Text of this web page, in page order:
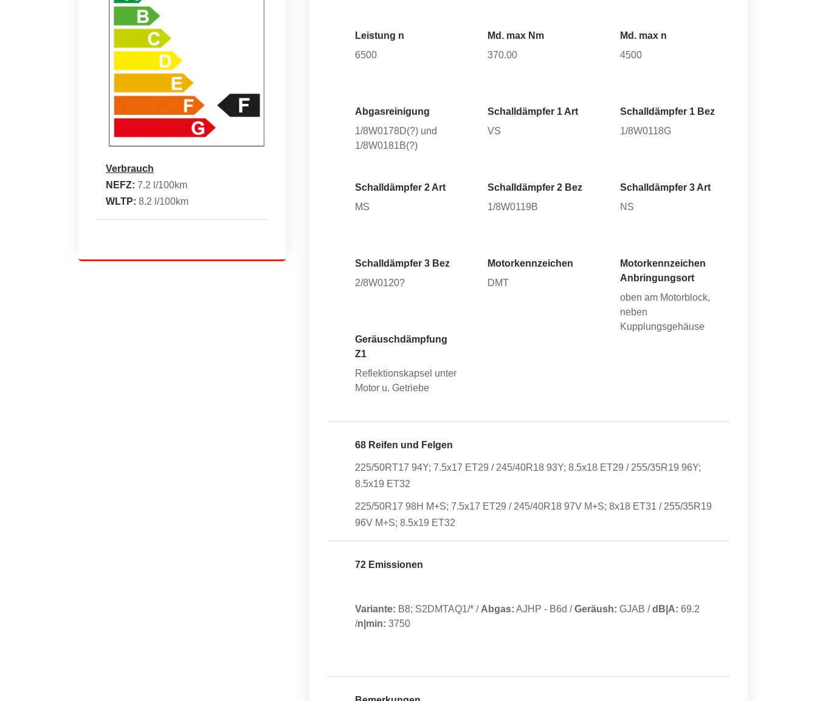
Verbrauch
NEFZ: 7.2 l/100km
WLTP: 8.2 l/100km
Leistung n
6500
Md. max Nm
370.00
Md. max n
4500
Abgasreinigung
1/8W0178D(?) und
1/8W0181B(?)
Schalldämpfer 1 Art
VS
Schalldämpfer 1 Bez
1/8W0118G
Schalldämpfer 2 Art
MS
Schalldämpfer 2 Bez
1/8W0119B
Schalldämpfer 3 Art
NS
Schalldämpfer 3 Bez
2/8W0120?
Motorkennzeichen
DMT
Motorkennzeichen
Anbringungsort
oben am Motorblock,
neben
Kupplungsgehäuse
Geräuschdämpfung
Z1
Reflektionskapsel unter
Motor u. Getriebe
68 Reifen und Felgen
225/50RT17 94Y; 7.5x17 ET29 / 245/40R18 93Y; 8.5x18 ET29 / 255/35R19 96Y;
8.5x19 ET32
225/50R17 98H M+S; 7.5x17 ET29 / 245/40R18 97V M+S; 8x18 ET31 / 255/35R19
96V M+S; 8.5x19 ET32
72 Emissionen
Variante: B8; S2DMTAQ1/* / Abgas: AJHP - B6d /Geräush: GJAB /dB|A: 69.2
/n|min: 3750